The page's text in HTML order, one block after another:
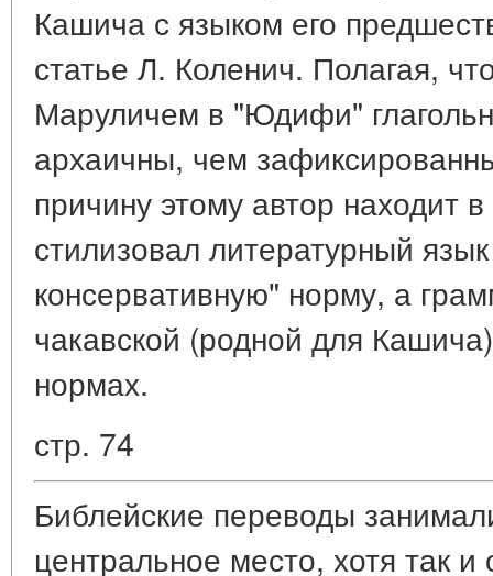
Кашича с языком его
статье Л. Коленич. Полагая,
Маруличем в "Юдифи"
архаичны, чем
причину этому автор находит
стилизовал литературный
консервативную" норму, а
чакавской (родной для
нормах.
стр. 74
Библейские переводы
центральное место, хотя так